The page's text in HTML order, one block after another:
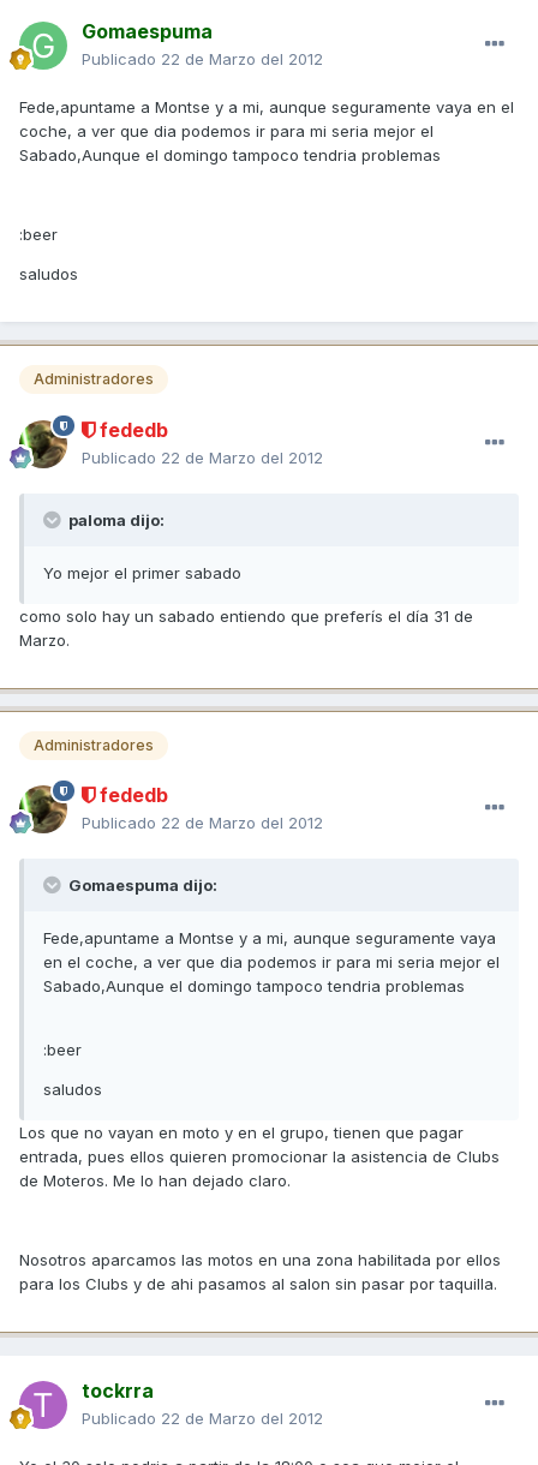
Gomaespuma
Publicado 22 de Marzo del 2012
Fede,apuntame a Montse y a mi, aunque seguramente vaya en el
coche, a ver que dia podemos ir para mi seria mejor el
Sabado,Aunque el domingo tampoco tendria problemas
:beer
saludos
Administradores
fededb
Publicado 22 de Marzo del 2012
paloma dijo:
Yo mejor el primer sabado
como solo hay un sabado entiendo que preferís el día 31 de
Marzo.
Administradores
fededb
Publicado 22 de Marzo del 2012
Gomaespuma dijo:
Fede,apuntame a Montse y a mi, aunque seguramente vaya
en el coche, a ver que dia podemos ir para mi seria mejor el
Sabado,Aunque el domingo tampoco tendria problemas
:beer
saludos
Los que no vayan en moto y en el grupo, tienen que pagar
entrada, pues ellos quieren promocionar la asistencia de Clubs
de Moteros. Me lo han dejado claro.
Nosotros aparcamos las motos en una zona habilitada por ellos
para los Clubs y de ahi pasamos al salon sin pasar por taquilla.
tockrra
Publicado 22 de Marzo del 2012